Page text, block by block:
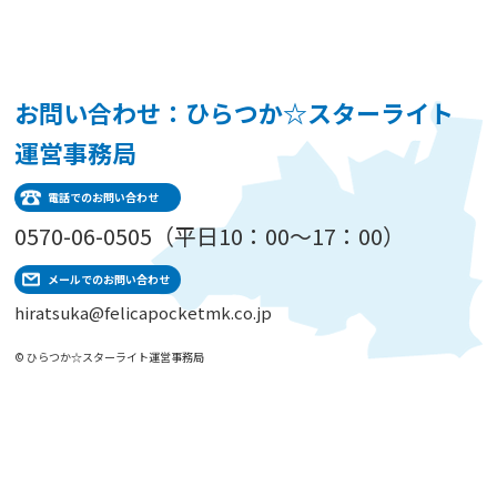
お問い合わせ：ひらつか☆スターライト
運営事務局
電話でのお問い合わせ
0570-06-0505（平日10：00～17：00）
メールでのお問い合わせ
hiratsuka@felicapocketmk.co.jp
© ひらつか☆スターライト運営事務局